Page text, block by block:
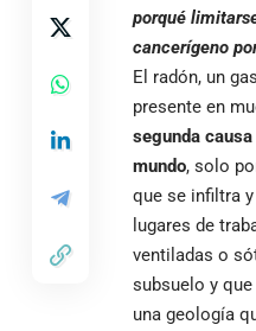
porqué
cancerígeno
El radón, un
presente en
segunda
mundo, solo
que se infiltra
lugares de
ventiladas o
subsuelo y
una geología